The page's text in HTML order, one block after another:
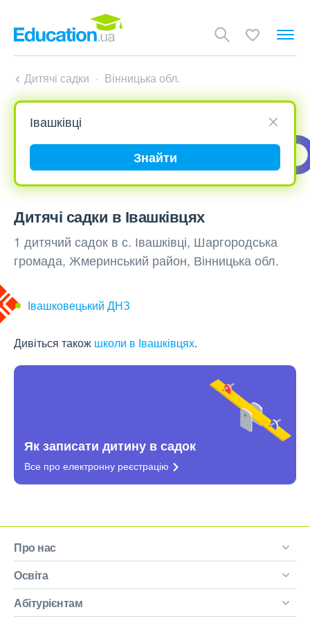
Дитячі садки Вінницька обл.
Знайти
Дитячі садки в Івашківцях
1 дитячий садок в с. Івашківці, Шаргородська
громада, Жмеринський район, Вінницька обл.
Івашковецький ДНЗ
Дивіться також школи в Івашківцях.
Як записати дитину в садок
Все про електронну реєстрацію
Про нас
Освіта
Абітурієнтам